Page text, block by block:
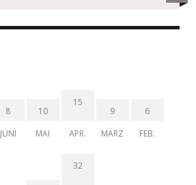
8
JUNI
10
MAI
15
APR.
9
MÄRZ
6
FEB.
32